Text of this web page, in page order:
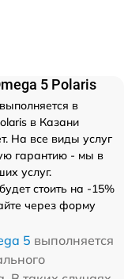
5 Polaris
выполняется в
в Казани
На все виды услуг
гарантию - мы в
услуг.
стоить на -15%
через форму
5 выполняется